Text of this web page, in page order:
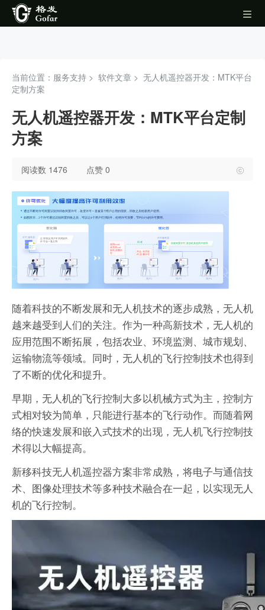
当前位置：服务支持 > 软件文章 > 无人机遥控器开发：MTK平台
定制方案
无人机遥控器开发：MTK平台定制
方案
阅读数 1476 点赞 0
随着科技的不断发展和无人机技术的逐步成熟，无人机
越来越受到人们的关注。作为一种高新技术，无人机的
应用范围不断拓展，包括农业、环境监测、城市规划、
运输物流等领域。同时，无人机的飞行控制技术也得到
了不断的优化和提升。
早期，无人机的飞行控制大多以机械方式为主，控制方
式相对较为简单，只能进行基本的飞行动作。而随着网
络的快速发展和嵌入式技术的出现，无人机飞行控制技
术得以大幅提高。
新移科技无人机遥控器方案非常成熟，将电子与通信技
术、图像处理技术等多种技术融合在一起，以实现无人
机的飞行控制。